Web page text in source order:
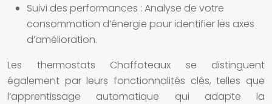
Suivi des performances : Analyse de votre
consommation d’énergie pour identifier les axes
d’amélioration.
Les thermostats Chaffoteaux se distinguent
également par leurs fonctionnalités clés, telles que
l’apprentissage automatique qui adapte la